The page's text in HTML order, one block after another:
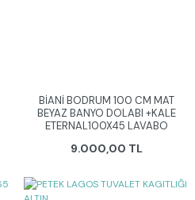
BİANİ BODRUM 100 CM MAT
BEYAZ BANYO DOLABI +KALE
ETERNAL100X45 LAVABO
9.000,00 TL